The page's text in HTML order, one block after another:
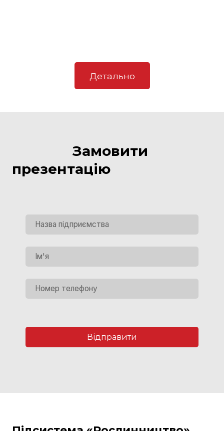
Детально
Замовити
презентацію
Відправити